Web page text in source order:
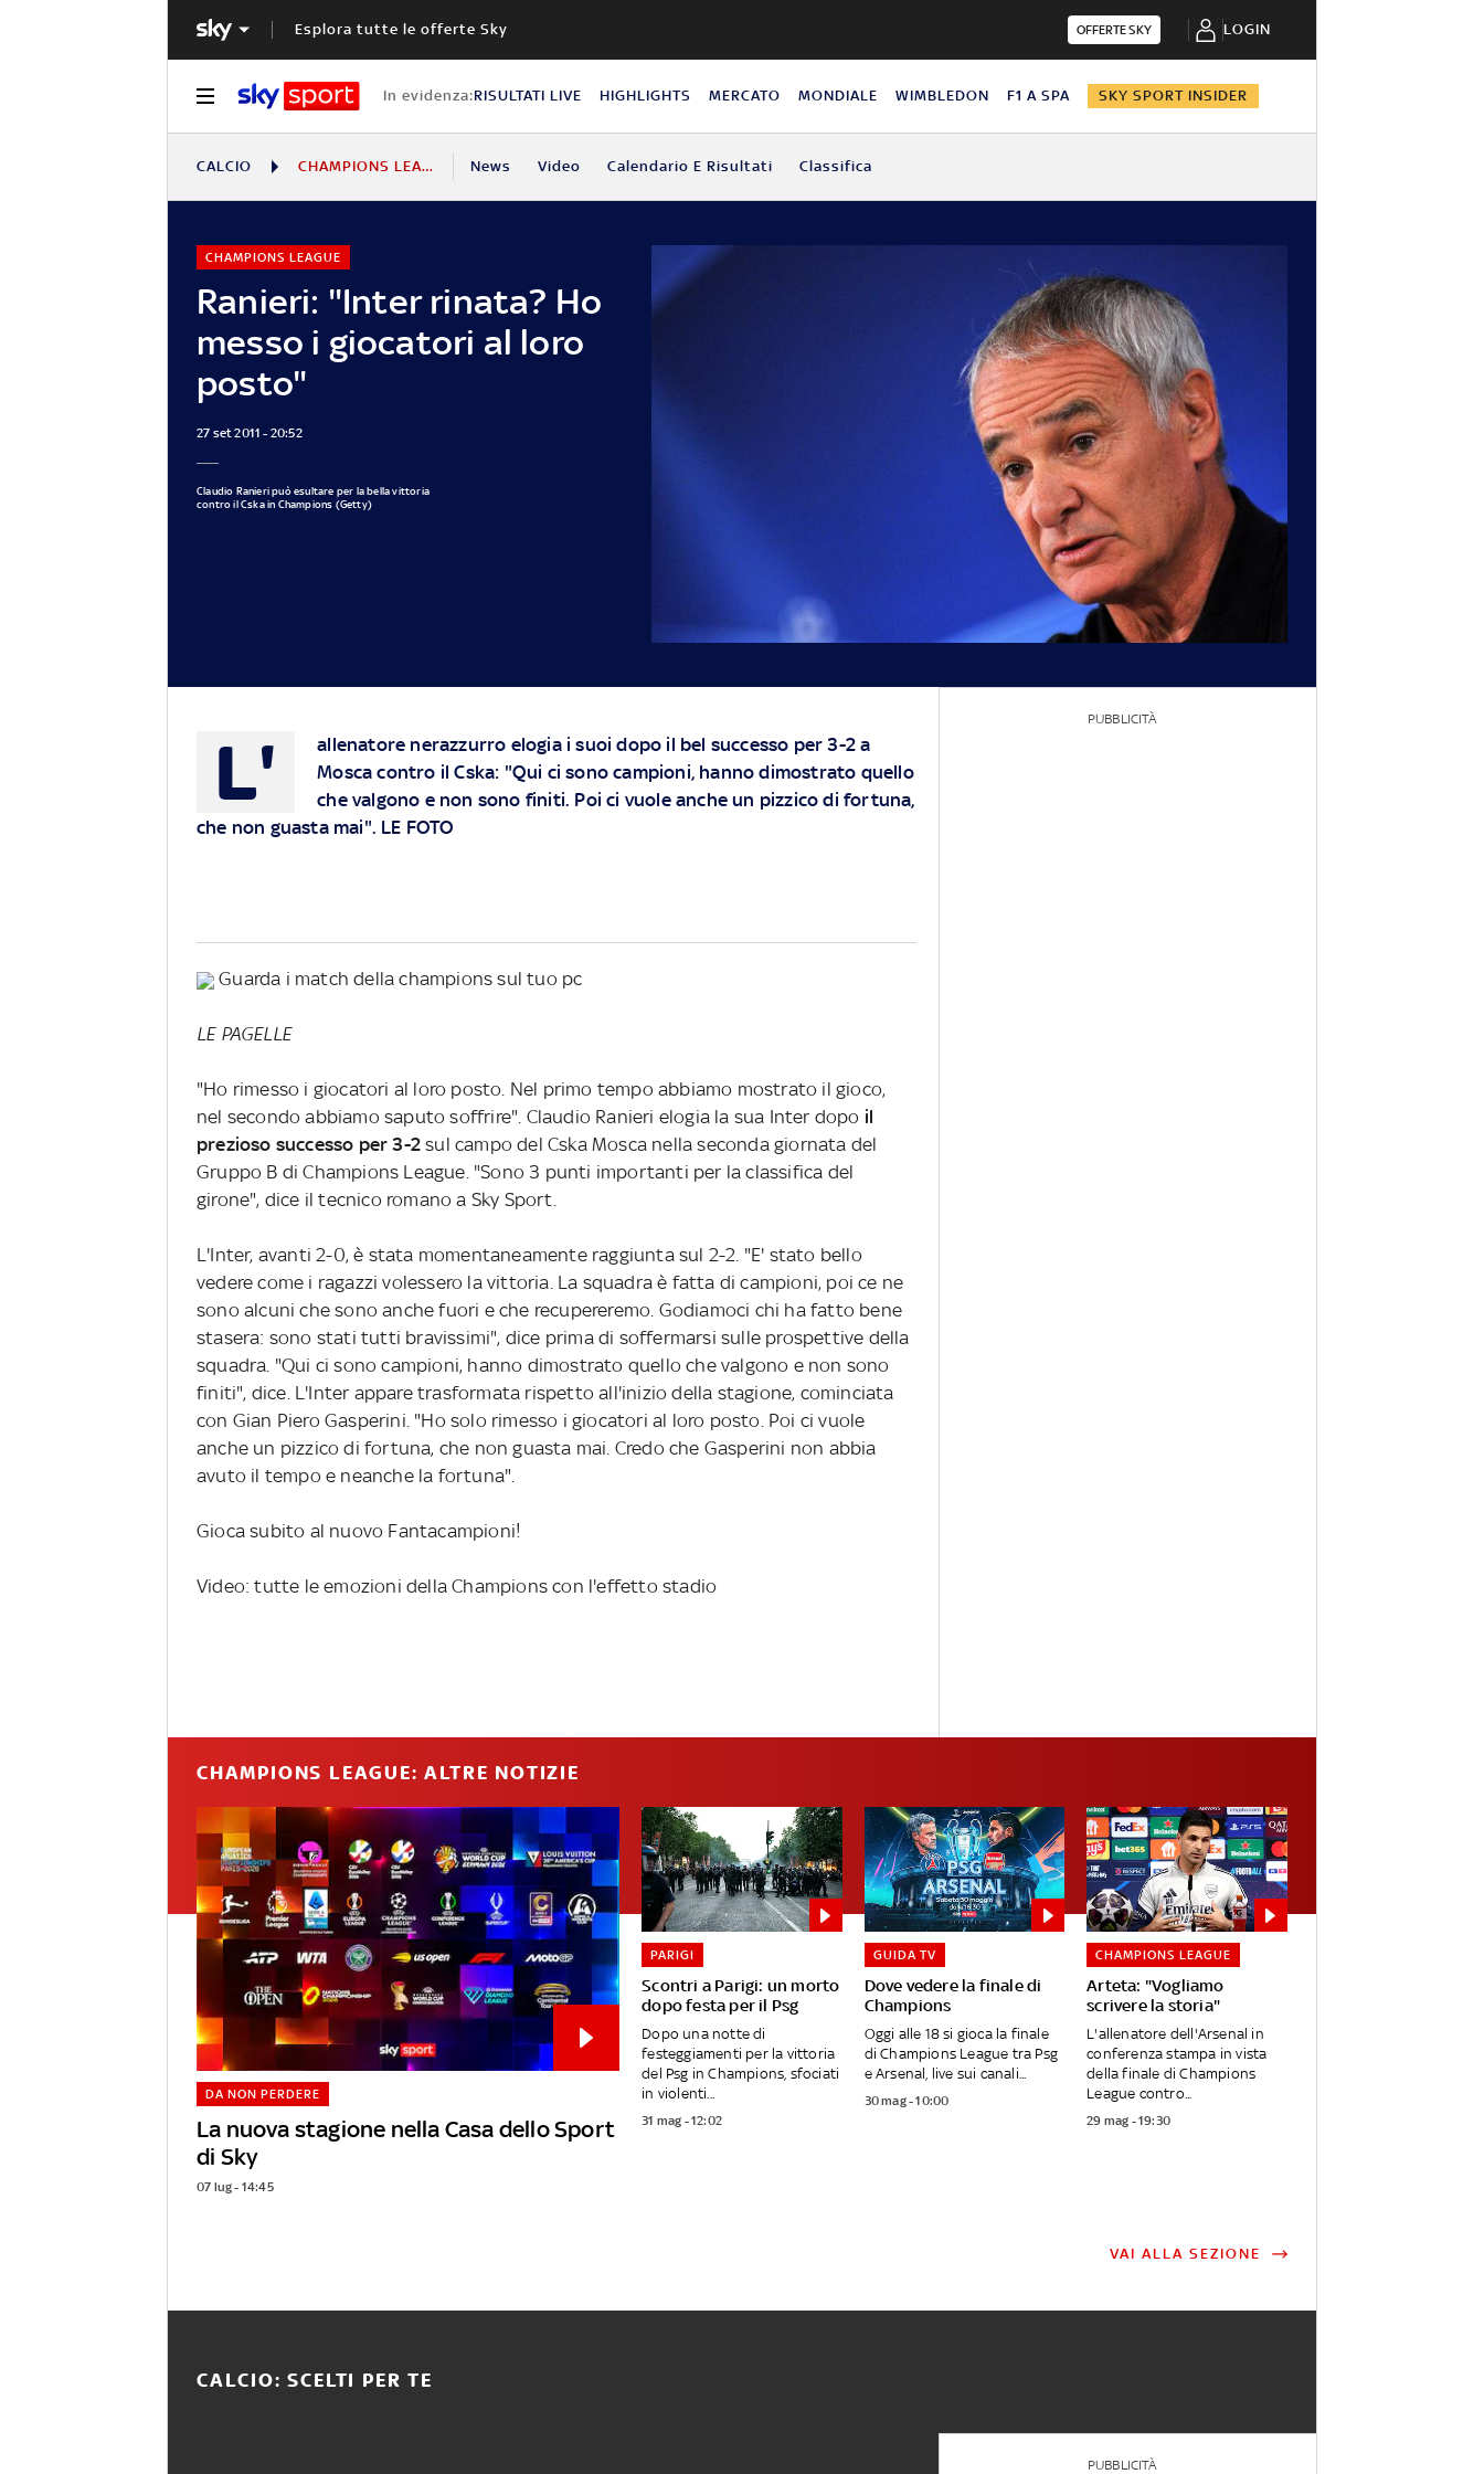
Esplora tutte le offerte Sky OFFERTE SKY LOGIN
In evidenza:RISULTATI LIVE HIGHLIGHTS MERCATO MONDIALE WIMBLEDON F1 A SPA SKY SPORT INSIDER
CALCIO CHAMPIONS LEAGUE News Video Calendario E Risultati Classifica
Ranieri: "Inter rinata? Ho
messo i giocatori al loro
posto"
CHAMPIONS LEAGUE
27 set 2011 - 20:52
Claudio Ranieri può esultare per la bella vittoria
contro il Cska in Champions (Getty)
L'
allenatore nerazzurro elogia i suoi dopo il bel successo per 3-2 a
Mosca contro il Cska: "Qui ci sono campioni, hanno dimostrato quello
che valgono e non sono finiti. Poi ci vuole anche un pizzico di fortuna,
che non guasta mai". LE FOTO
Guarda i match della champions sul tuo pc
LE PAGELLE
"Ho rimesso i giocatori al loro posto. Nel primo tempo abbiamo mostrato il gioco,
nel secondo abbiamo saputo soffrire". Claudio Ranieri elogia la sua Inter dopo il
prezioso successo per 3-2sul campo del Cska Mosca nella seconda giornata del
Gruppo B di Champions League. "Sono 3 punti importanti per la classifica del
girone", dice il tecnico romano a Sky Sport.
L'Inter, avanti 2-0, è stata momentaneamente raggiunta sul 2-2. "E' stato bello
vedere come i ragazzi volessero la vittoria. La squadra è fatta di campioni, poi ce ne
sono alcuni che sono anche fuori e che recupereremo. Godiamoci chi ha fatto bene
stasera: sono stati tutti bravissimi", dice prima di soffermarsi sulle prospettive della
squadra. "Qui ci sono campioni, hanno dimostrato quello che valgono e non sono
finiti", dice. L'Inter appare trasformata rispetto all'inizio della stagione, cominciata
con Gian Piero Gasperini. "Ho solo rimesso i giocatori al loro posto. Poi ci vuole
anche un pizzico di fortuna, che non guasta mai. Credo che Gasperini non abbia
avuto il tempo e neanche la fortuna".
Gioca subito al nuovo Fantacampioni!
Video: tutte le emozioni della Champions con l'effetto stadio
PUBBLICITÀ
CHAMPIONS LEAGUE: ALTRE NOTIZIE
La nuova stagione nella Casa dello Sport
di Sky
DA NON PERDERE
07 lug - 14:45
Scontri a Parigi: un morto
dopo festa per il Psg
PARIGI
Dopo una notte di
festeggiamenti per la vittoria
del Psg in Champions, sfociati
in violenti...
31 mag - 12:02
Dove vedere la finale di
Champions
GUIDA TV
Oggi alle 18 si gioca la finale
di Champions League tra Psg
e Arsenal, live sui canali...
30 mag - 10:00
Arteta: "Vogliamo
scrivere la storia"
CHAMPIONS LEAGUE
L'allenatore dell'Arsenal in
conferenza stampa in vista
della finale di Champions
League contro...
29 mag - 19:30
VAI ALLA SEZIONE
CALCIO: SCELTI PER TE
PUBBLICITÀ